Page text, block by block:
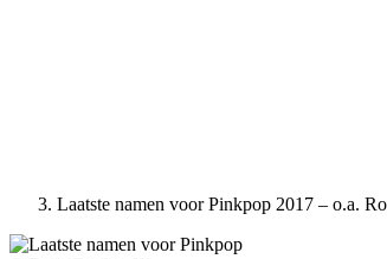
Laatste namen voor Pinkpop 2017 – o.a.